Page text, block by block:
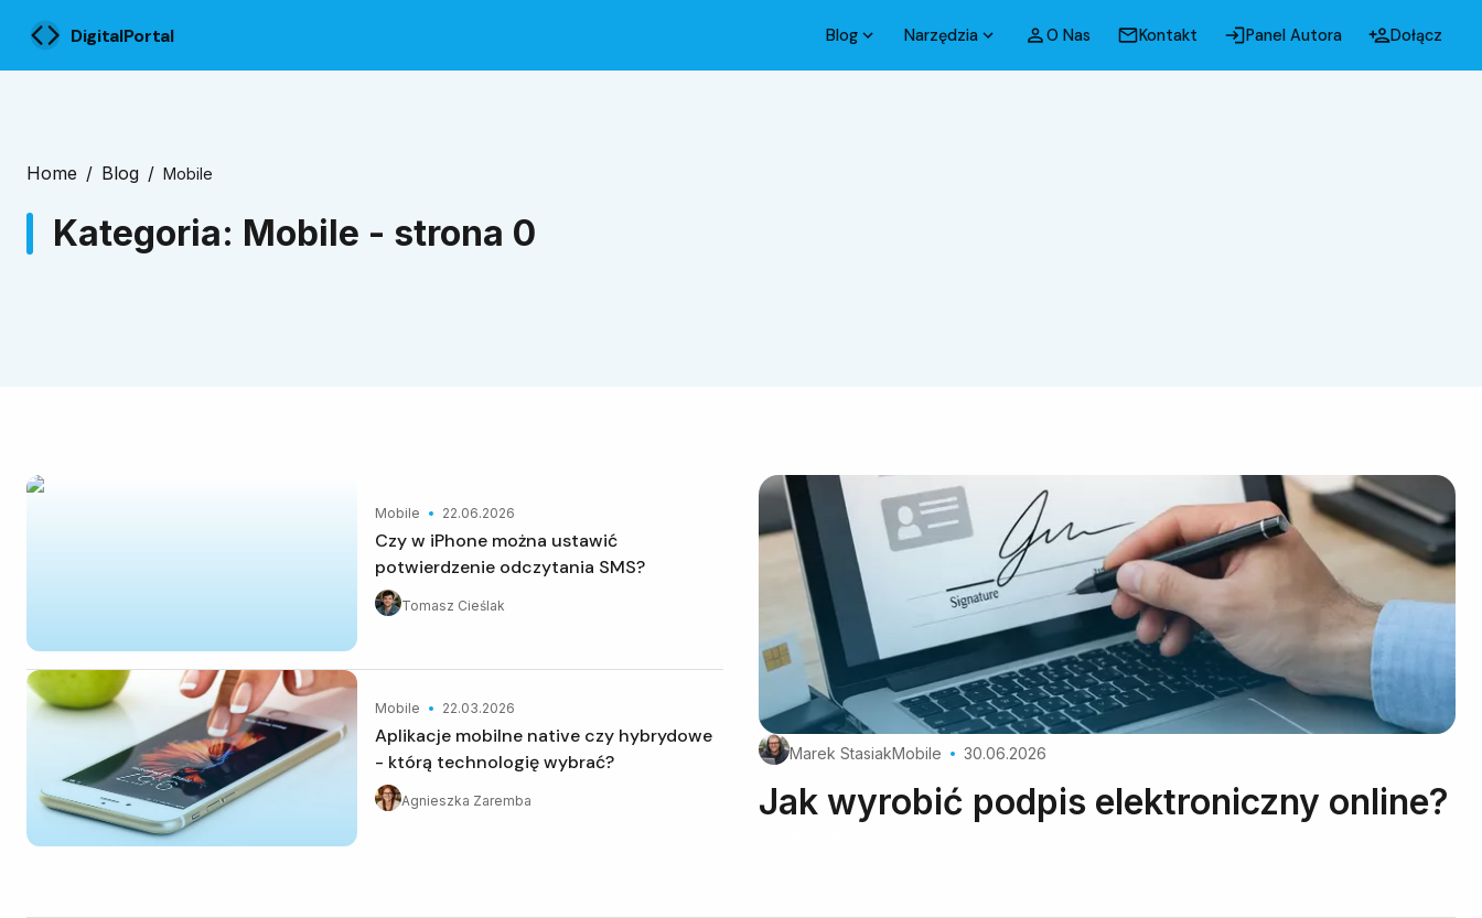
DigitalPortal Blog Narzędzia O Nas Kontakt Panel Autora Dołącz
Home / Blog / Mobile
Kategoria: Mobile - strona 0
Mobile 22.06.2026
Czy w iPhone można ustawić
potwierdzenie odczytania SMS?
Tomasz Cieślak
Mobile 22.03.2026
Aplikacje mobilne native czy hybrydowe
- którą technologię wybrać?
Agnieszka Zaremba
Marek Stasiak Mobile 30.06.2026
Jak wyrobić podpis elektroniczny online?